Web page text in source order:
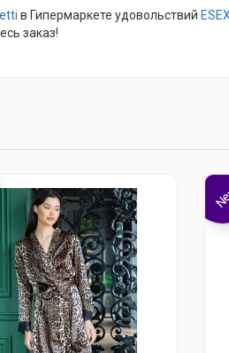
в Гипермаркете удовольствий
заказ!